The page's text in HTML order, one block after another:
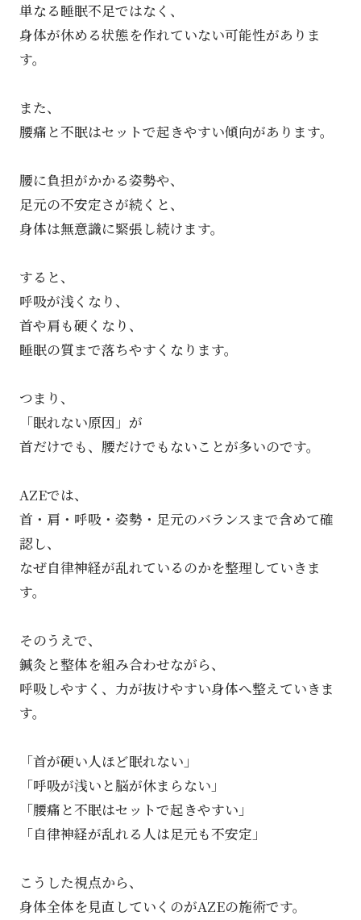
単なる睡眠不足ではなく、
身体が休める状態を作れていない可能性がありま
す。
また、
腰痛と不眠はセットで起きやすい傾向があります。
腰に負担がかかる姿勢や、
足元の不安定さが続くと、
身体は無意識に緊張し続けます。
すると、
呼吸が浅くなり、
首や肩も硬くなり、
睡眠の質まで落ちやすくなります。
つまり、
「眠れない原因」が
首だけでも、腰だけでもないことが多いのです。
AZEでは、
首・肩・呼吸・姿勢・足元のバランスまで含めて確
認し、
なぜ自律神経が乱れているのかを整理していきま
す。
そのうえで、
鍼灸と整体を組み合わせながら、
呼吸しやすく、力が抜けやすい身体へ整えていきま
す。
「首が硬い人ほど眠れない」
「呼吸が浅いと脳が休まらない」
「腰痛と不眠はセットで起きやすい」
「自律神経が乱れる人は足元も不安定」
こうした視点から、
身体全体を見直していくのがAZEの施術です。